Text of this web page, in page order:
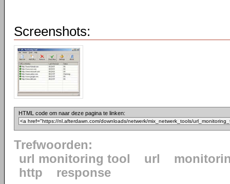
Screenshots:
HTML code om naar deze pagina te linken:
Trefwoorden:
url monitoring tool
url
http
response